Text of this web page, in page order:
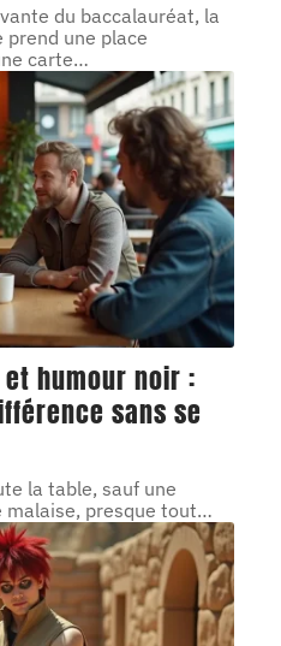
du baccalauréat, la
une place
carte…
humour noir :
sans se
la table, sauf une
malaise, presque tout…